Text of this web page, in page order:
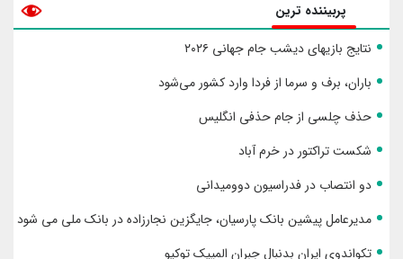
پربیننده ترین
نتایج بازیهای دیشب جام جهانی ۲۰۲۶
باران، برف و سرما از فردا وارد کشور می‌شود
حذف چلسی از جام حذفی انگلیس
شکست تراکتور در خرم آباد
دو انتصاب در فدراسیون دوومیدانی
مدیرعامل پیشین بانک پارسیان، جایگزین نجارزاده در بانک ملی می شود
تکواندوی ایران بدنبال جبران المپیک توکیو